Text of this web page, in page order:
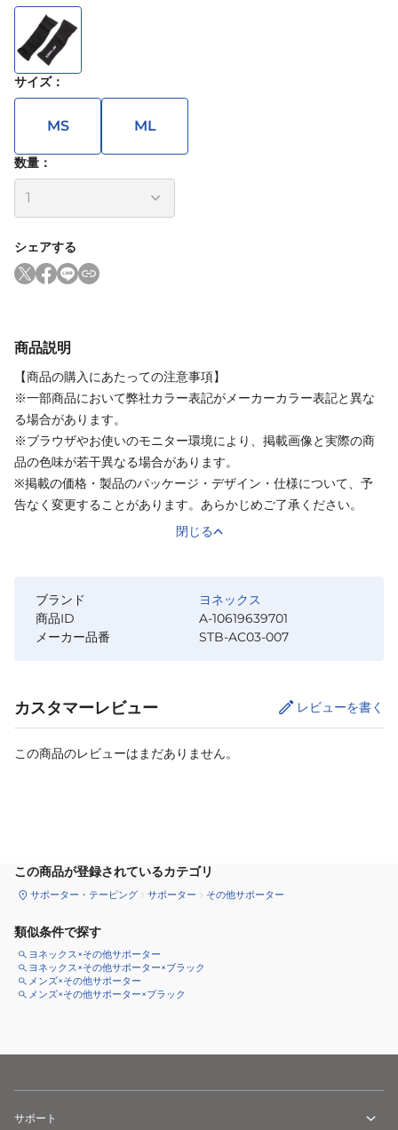
サイズ：
MS ML
数量：
シェアする
商品説明
【商品の購入にあたっての注意事項】
※一部商品において弊社カラー表記がメーカーカラー表記と異な
る場合があります。
※ブラウザやお使いのモニター環境により、掲載画像と実際の商
品の色味が若干異なる場合があります。
※掲載の価格・製品のパッケージ・デザイン・仕様について、予
告なく変更することがあります。あらかじめご了承ください。
閉じる
ブランド
ヨネックス
商品ID
A-10619639701
メーカー品番
STB-AC03-007
カスタマーレビュー レビューを書く
この商品のレビューはまだありません。
この商品が登録されているカテゴリ
サポーター・テーピング サポーター その他サポーター
類似条件で探す
ヨネックス×その他サポーター
ヨネックス×その他サポーター×ブラック
メンズ×その他サポーター
メンズ×その他サポーター×ブラック
サポート